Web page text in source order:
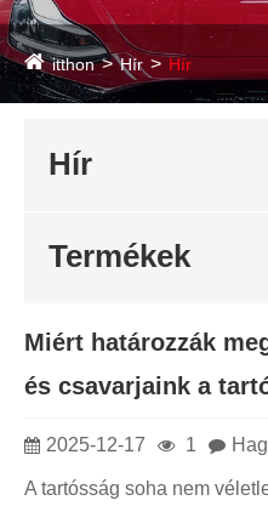
itthon Hír Hír
Hír
Termékek
Miért határozzák
és csavarjaink a
2025-12-17 1
A tartósság soha nem